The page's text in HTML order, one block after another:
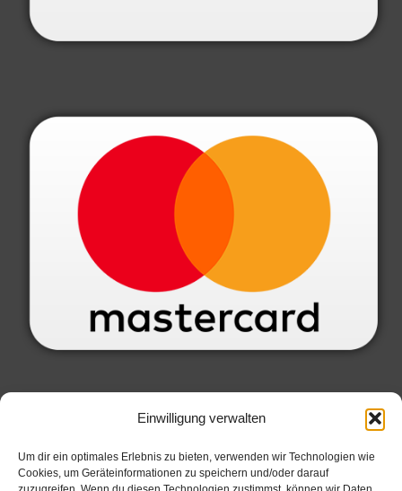
Einwilligung verwalten
Um dir ein optimales Erlebnis zu bieten, verwenden wir Technologien wie
Cookies, um Geräteinformationen zu speichern und/oder darauf
SERVICE INFORMATIONEN
Datenschutzbelehrung
Widerrufsbelehrung